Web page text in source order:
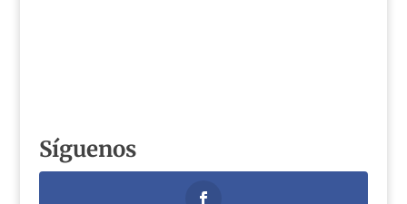
Síguenos